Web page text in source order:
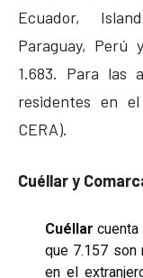
Ecuador,
Paraguay, Perú
1.683. Para las
residentes en
CERA).
Cuéllar y
Cuéllar
que 7.157 son
en el